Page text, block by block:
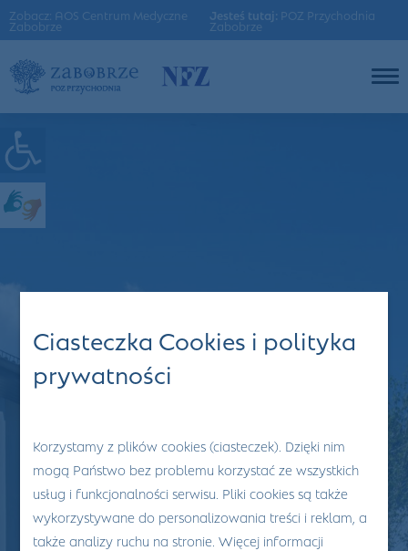
Zobacz: AOS Centrum Medyczne
Zabobrze
Jesteś tutaj: POZ Przychodnia
Zabobrze
Ciasteczka Cookies i polityka
prywatności
Korzystamy z plików cookies (ciasteczek). Dzięki nim
mogą Państwo bez problemu korzystać ze wszystkich
usług i funkcjonalności serwisu. Pliki cookies są także
wykorzystywane do personalizowania treści i reklam, a
także analizy ruchu na stronie. Więcej informacji